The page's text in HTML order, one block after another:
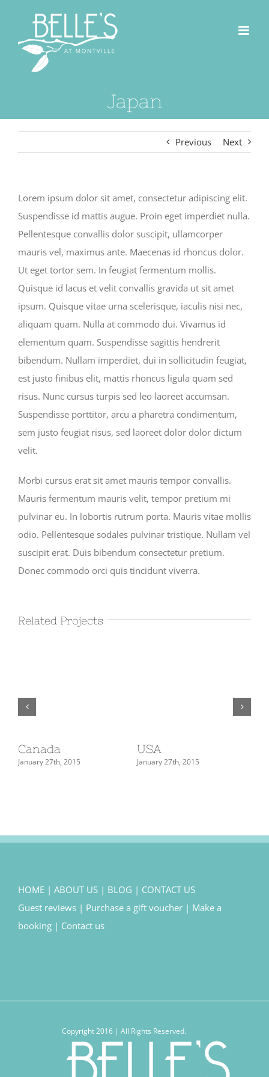
content
Japan
Previous Next
Lorem ipsum dolor sit amet, consectetur adipiscing elit.
Suspendisse id mattis augue. Proin eget imperdiet nulla.
Pellentesque convallis dolor suscipit, ullamcorper
mauris vel, maximus ante. Maecenas id rhoncus dolor.
Ut eget tortor sem. In feugiat fermentum mollis.
Quisque id lacus et velit convallis gravida ut sit amet
ipsum. Quisque vitae urna scelerisque, iaculis nisi nec,
aliquam quam. Nulla at commodo dui. Vivamus id
elementum quam. Suspendisse sagittis hendrerit
bibendum. Nullam imperdiet, dui in sollicitudin feugiat,
est justo finibus elit, mattis rhoncus ligula quam sed
risus. Nunc cursus turpis sed leo laoreet accumsan.
Suspendisse porttitor, arcu a pharetra condimentum,
sem justo feugiat risus, sed laoreet dolor dolor dictum
velit.
Morbi cursus erat sit amet mauris tempor convallis.
Mauris fermentum mauris velit, tempor pretium mi
pulvinar eu. In lobortis rutrum porta. Mauris vitae mollis
odio. Pellentesque sodales pulvinar tristique. Nullam vel
suscipit erat. Duis bibendum consectetur pretium.
Donec commodo orci quis tincidunt viverra.
Related Projects
Canada
January 27th, 2015
USA
January 27th, 2015
HOME | ABOUT US | BLOG | CONTACT US
Guest reviews | Purchase a gift voucher | Make a
booking | Contact us
Copyright 2016 | All Rights Reserved.